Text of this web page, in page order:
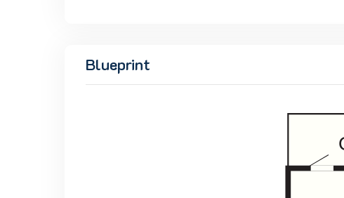
Blueprint